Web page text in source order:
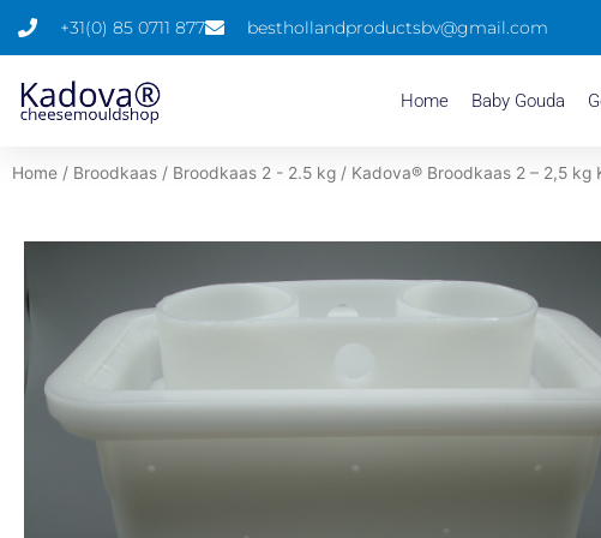
Spring
content
+31(0) 85 0711 877 besthollandproductsbv@gmail.com
Home Baby Gouda
Home / Broodkaas / Broodkaas 2 - 2.5 kg / Kadova® Broodkaas 2 – 2,5 kg